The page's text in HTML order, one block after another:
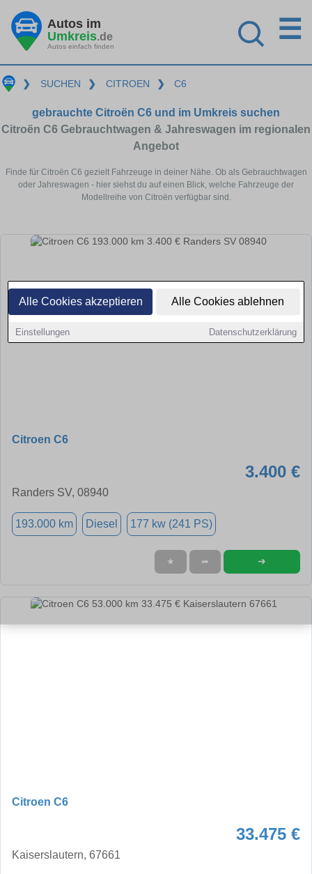
Alle Cookies akzeptieren Alle Cookies ablehnen
Einstellungen Datenschutzerklärung
Autos im
Umkreis.de
Autos einfach finden
☰
❯ SUCHEN ❯ CITROEN ❯ C6
gebrauchte Citroën C6 und im Umkreis suchen
Citroën C6 Gebrauchtwagen & Jahreswagen im regionalen
Angebot
Finde für Citroën C6 gezielt Fahrzeuge in deiner Nähe. Ob als Gebrauchtwagen
oder Jahreswagen - hier siehst du auf einen Blick, welche Fahrzeuge der
Modellreihe von Citroën verfügbar sind.
Citroen C6
3.400 €
Randers SV, 08940
193.000 km Diesel 177 kw (241 PS)
★ ➦ ➜
Citroen C6
33.475 €
Kaiserslautern, 67661